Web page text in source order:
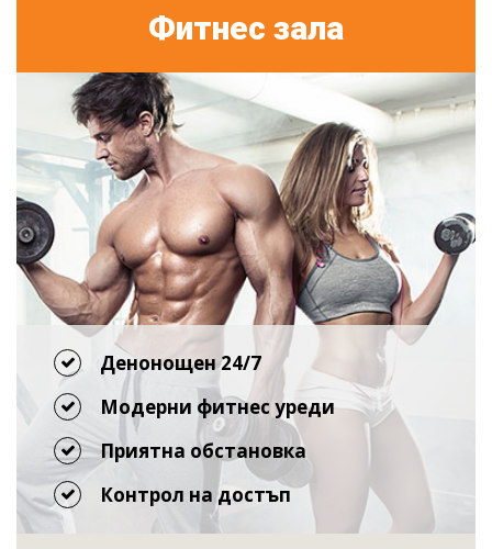
Фитнес зала
Денонощен 24/7
Модерни фитнес уреди
Приятна обстановка
Контрол на достъп